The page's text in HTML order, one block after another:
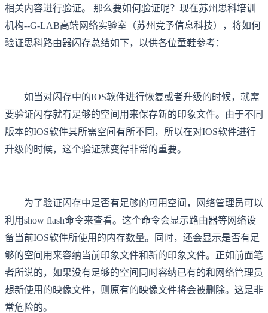
相关内容进行验证。 那么要如何验证呢？现在苏州思科培训
机构--G-LAB高端网络实验室（苏州竞予信息科技），将如何
验证思科路由器闪存总结如下，以供各位童鞋参考：
如当对闪存中的IOS软件进行恢复或者升级的时候，就需
要验证闪存就有足够的空间用来保存新的印象文件。由于不同
版本的IOS软件其所需空间有所不同，所以在对IOS软件进行
升级的时候，这个验证就变得非常的重要。
为了验证闪存中是否有足够的可用空间，网络管理员可以
利用show flash命令来查看。这个命令会显示路由器等网络设
备当前IOS软件所使用的内存数量。同时，还会显示是否有足
够的空间用来容纳当前印象文件和新的印象文件。正如前面笔
者所说的，如果没有足够的空间同时容纳已有的和网络管理员
想新使用的映像文件，则原有的映像文件将会被删除。这是非
常危险的。